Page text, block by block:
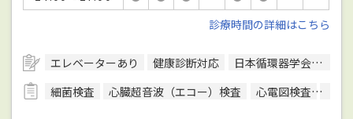
診療時間の詳細はこちら
エレベーターあり 健康診断対応
日本循環器学会循環器専門医
細菌検査
心臓超音波（エコー）検査 心電図検査